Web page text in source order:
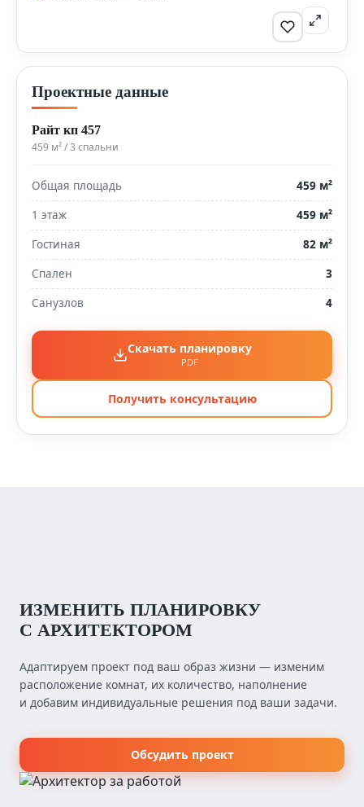
Проектные данные
Райт кп 457
459 м² / 3 спальни
Общая площадь
459 м²
1 этаж
459 м²
Гостиная
82 м²
Спален
3
Санузлов
4
Скачать планировку
PDF
Получить консультацию
ИЗМЕНИТЬ ПЛАНИРОВКУ
С АРХИТЕКТОРОМ
Адаптируем проект под ваш образ жизни — изменим
расположение комнат, их количество, наполнение
и добавим индивидуальные решения под ваши задачи.
Обсудить проект